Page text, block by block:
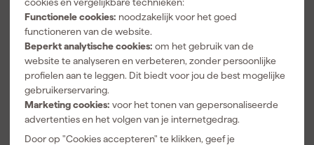
Functionele cookies: noodzakelijk voor het goed
functioneren van de website.
Beperkt analytische cookies: om het gebruik van de
website te analyseren en verbeteren, zonder persoonlijke
profielen aan te leggen. Dit biedt voor jou de best mogelijke
gebruikerservaring.
Marketing cookies: voor het tonen van gepersonaliseerde
advertenties en het volgen van je internetgedrag.
Door op "Cookies accepteren" te klikken, geef je
Makita
199141-8
Geleiderail -
1500mm
Morgen
bezorgd
Adviesprijs 111,92
Makita
199140-0
Geleiderail -
bezorgd
Adviesprijs 78,95